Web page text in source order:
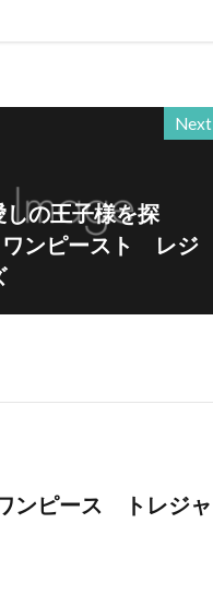
Next
しの王子様を探
ワンピースト レジ
ンピース トレジャ